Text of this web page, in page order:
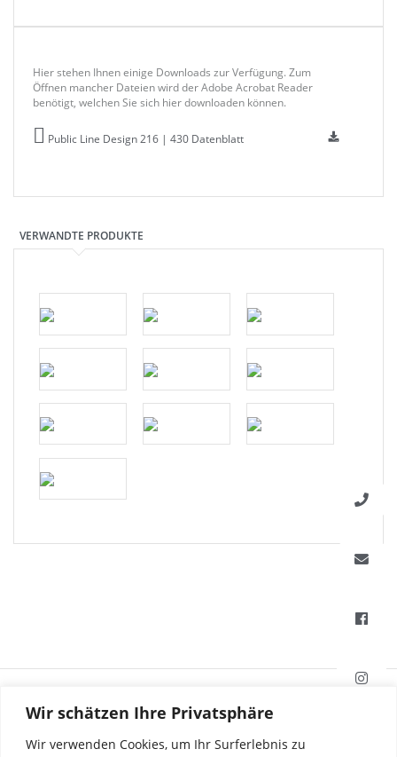
Wir schätzen Ihre Privatsphäre
Wir verwenden Cookies, um Ihr Surferlebnis zu
Hier stehen Ihnen einige Downloads zur Verfügung. Zum
Öffnen mancher Dateien wird der Adobe Acrobat Reader
benötigt, welchen Sie sich hier downloaden können.
Public Line Design 216 | 430 Datenblatt
VERWANDTE PRODUKTE
Weißinger Straße 16